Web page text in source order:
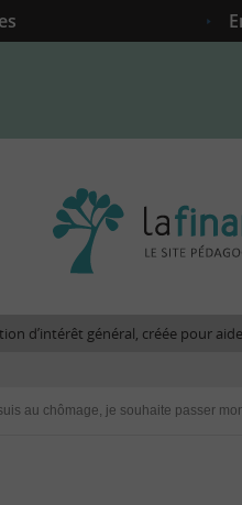
d’intérêt général, créée pour